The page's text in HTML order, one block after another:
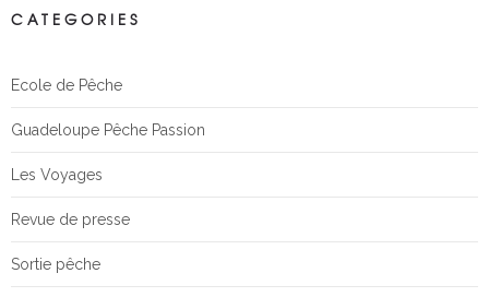
CATEGORIES
Ecole de Pêche
Guadeloupe Pêche Passion
Les Voyages
Revue de presse
Sortie pêche